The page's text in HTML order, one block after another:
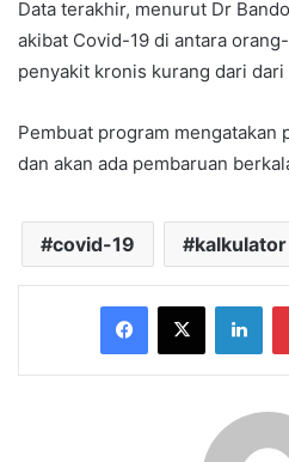
Data terakhir, menurut Dr
akibat Covid-19 di antara
penyakit kronis kurang dari
Pembuat program mengatakan
dan akan ada pembaruan
covid-19 kalkulator
Facebook
X